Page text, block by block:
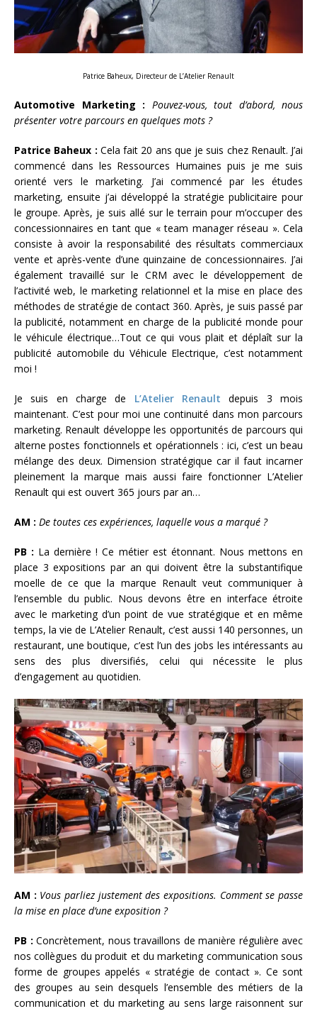
Patrice Baheux, Directeur de L’Atelier Renault
Automotive Marketing : Pouvez-vous, tout d’abord, nous
présenter votre parcours en quelques mots ?
Patrice Baheux : Cela fait 20 ans que je suis chez Renault. J’ai
commencé dans les Ressources Humaines puis je me suis
orienté vers le marketing. J’ai commencé par les études
marketing, ensuite j’ai développé la stratégie publicitaire pour
le groupe. Après, je suis allé sur le terrain pour m’occuper des
concessionnaires en tant que « team manager réseau ». Cela
consiste à avoir la responsabilité des résultats commerciaux
vente et après-vente d’une quinzaine de concessionnaires. J’ai
également travaillé sur le CRM avec le développement de
l’activité web, le marketing relationnel et la mise en place des
méthodes de stratégie de contact 360. Après, je suis passé par
la publicité, notamment en charge de la publicité monde pour
le véhicule électrique…Tout ce qui vous plait et déplaît sur la
publicité automobile du Véhicule Electrique, c’est notamment
moi !
Je suis en charge de L’Atelier Renault depuis 3 mois
maintenant. C’est pour moi une continuité dans mon parcours
marketing. Renault développe les opportunités de parcours qui
alterne postes fonctionnels et opérationnels : ici, c’est un beau
mélange des deux. Dimension stratégique car il faut incarner
pleinement la marque mais aussi faire fonctionner L’Atelier
Renault qui est ouvert 365 jours par an…
AM : De toutes ces expériences, laquelle vous a marqué ?
PB : La dernière ! Ce métier est étonnant. Nous mettons en
place 3 expositions par an qui doivent être la substantifique
moelle de ce que la marque Renault veut communiquer à
l’ensemble du public. Nous devons être en interface étroite
avec le marketing d’un point de vue stratégique et en même
temps, la vie de L’Atelier Renault, c’est aussi 140 personnes, un
restaurant, une boutique, c’est l’un des jobs les intéressants au
sens des plus diversifiés, celui qui nécessite le plus
d’engagement au quotidien.
AM : Vous parliez justement des expositions. Comment se passe
la mise en place d’une exposition ?
PB : Concrètement, nous travaillons de manière régulière avec
nos collègues du produit et du marketing communication sous
forme de groupes appelés « stratégie de contact ». Ce sont
des groupes au sein desquels l’ensemble des métiers de la
communication et du marketing au sens large raisonnent sur